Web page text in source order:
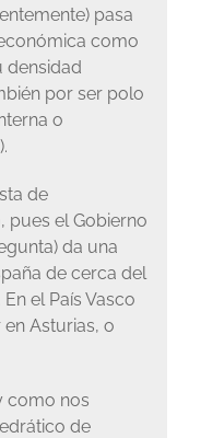
pasa
como
densidad
por ser polo
o
de
pues el Gobierno
da una
de cerca del
el País Vasco
en Asturias, o
como nos
de